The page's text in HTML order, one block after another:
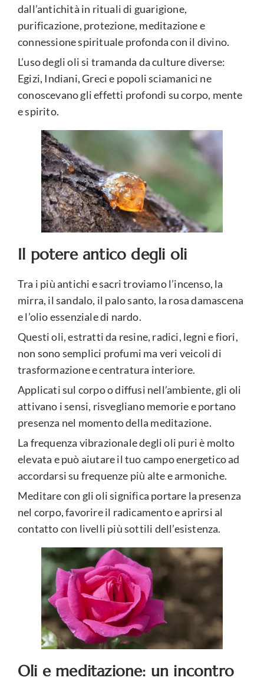
dall’antichità in rituali di guarigione,
purificazione, protezione, meditazione e
connessione spirituale profonda con il divino.
L’uso degli oli si tramanda da culture diverse:
Egizi, Indiani, Greci e popoli sciamanici ne
conoscevano gli effetti profondi su corpo, mente
e spirito.
Il potere antico degli oli
Tra i più antichi e sacri troviamo l’incenso, la
mirra, il sandalo, il palo santo, la rosa damascena
e l’olio essenziale di nardo.
Questi oli, estratti da resine, radici, legni e fiori,
non sono semplici profumi ma veri veicoli di
trasformazione e centratura interiore.
Applicati sul corpo o diffusi nell’ambiente, gli oli
attivano i sensi, risvegliano memorie e portano
presenza nel momento della meditazione.
La frequenza vibrazionale degli oli puri è molto
elevata e può aiutare il tuo campo energetico ad
accordarsi su frequenze più alte e armoniche.
Meditare con gli oli significa portare la presenza
nel corpo, favorire il radicamento e aprirsi al
contatto con livelli più sottili dell’esistenza.
Oli e meditazione: un incontro